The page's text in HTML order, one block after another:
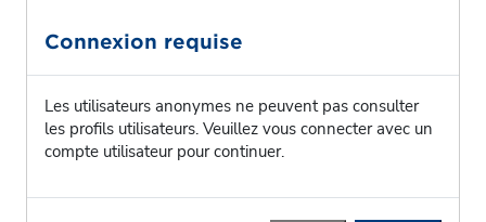
Connexion requise
Les utilisateurs anonymes ne peuvent pas consulter
les profils utilisateurs. Veuillez vous connecter avec un
compte utilisateur pour continuer.